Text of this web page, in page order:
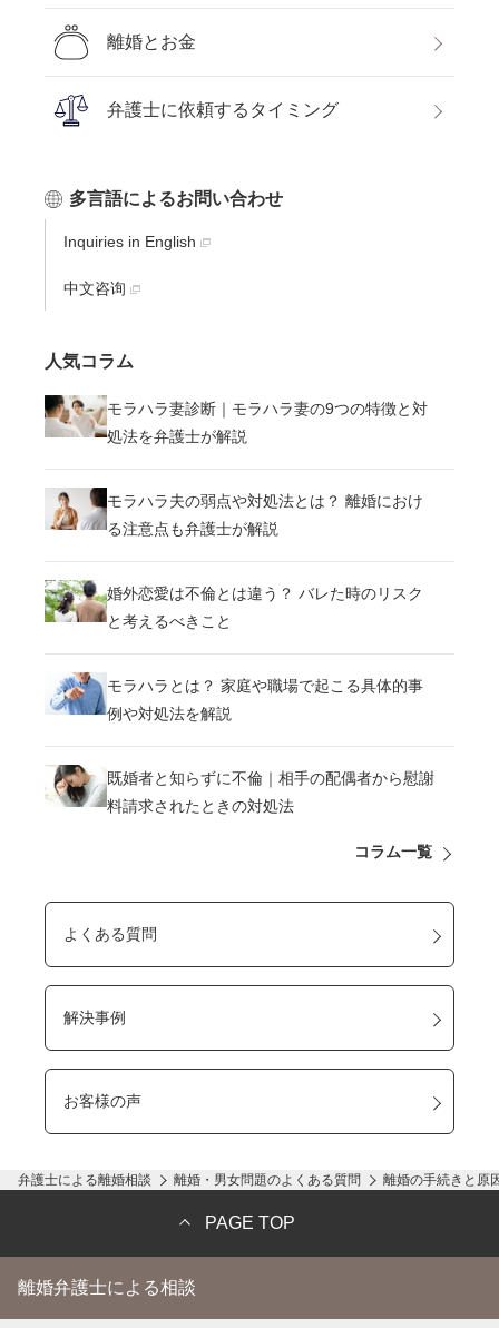
離婚とお金
弁護士に依頼するタイミング
多言語によるお問い合わせ
Inquiries in English
中文咨询
人気コラム
モラハラ妻診断｜モラハラ妻の9つの特徴と対
処法を弁護士が解説
モラハラ夫の弱点や対処法とは？ 離婚におけ
る注意点も弁護士が解説
婚外恋愛は不倫とは違う？ バレた時のリスク
と考えるべきこと
モラハラとは？ 家庭や職場で起こる具体的事
例や対処法を解説
既婚者と知らずに不倫｜相手の配偶者から慰謝
料請求されたときの対処法
コラム一覧
よくある質問
解決事例
お客様の声
弁護士による離婚相談 離婚・男女問題のよくある質問 離婚の手続きと原
PAGE TOP
離婚弁護士による相談